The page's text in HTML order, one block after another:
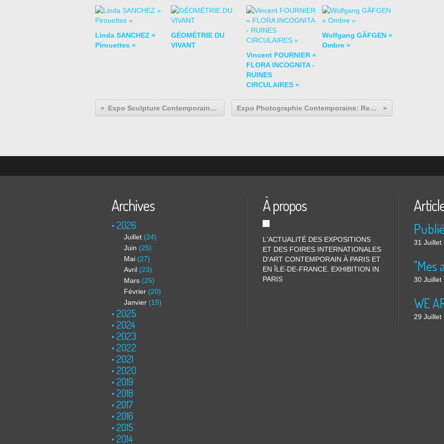
Linda SANCHEZ «
Pirouettes »
GÉOMÉTRIE DU
VIVANT
Vincent FOURNIER «
FLORA INCOGNITA -
RUINES
CIRCULAIRES »
Wolfgang GÄFGEN «
Ombre »
Expo Sculpture Contemporaine: Mickey au Bénin Expo Photographie Contemporaine: René BURRI "Mouvement"
Archives
2026
Juillet (24)
Juin (25)
Mai (27)
Avril (23)
Mars (25)
Février (20)
Janvier (15)
2025
2024
2023
2022
2021
2020
2019
2018
2017
2016
2015
2014
À propos
L'ACTUALITÉ DES EXPOSITIONS
ET DES FOIRES INTERNATIONALES
D'ART CONTEMPORAIN À PARIS ET
EN ÎLE-DE-FRANCE. EXHIBITION IN
PARIS
31 Juillet
"Mes
30 Juillet
WE
29 Juillet